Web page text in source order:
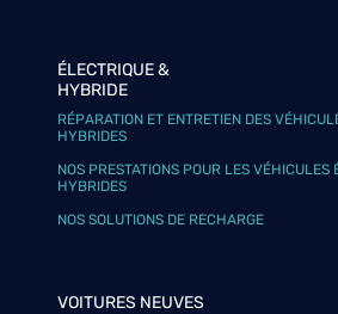
ÉLECTRIQUE &
HYBRIDE
RÉPARATION ET ENTRETIEN DES
HYBRIDES
NOS PRESTATIONS POUR LES VÉHICULES
HYBRIDES
NOS SOLUTIONS DE RECHARGE
VOITURES NEUVES